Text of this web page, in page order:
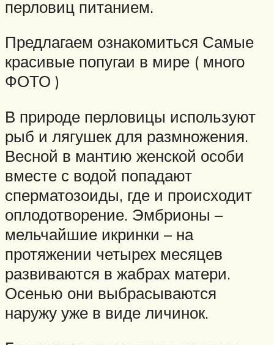
перловиц питанием.
Предлагаем ознакомиться Самые
красивые попугаи в мире ( много
ФОТО )
В природе перловицы используют
рыб и лягушек для размножения.
Весной в мантию женской особи
вместе с водой попадают
сперматозоиды, где и происходит
оплодотворение. Эмбрионы –
мельчайшие икринки – на
протяжении четырех месяцев
развиваются в жабрах матери.
Осенью они выбрасываются
наружу уже в виде личинок.